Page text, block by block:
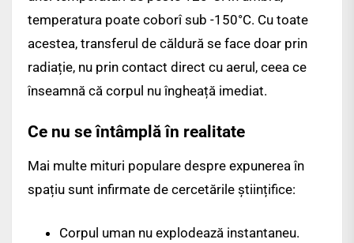
temperatura poate coborî sub -150°C. Cu toate
acestea, transferul de căldură se face doar prin
radiație, nu prin contact direct cu aerul, ceea ce
înseamnă că corpul nu îngheață imediat.
Ce nu se întâmplă în realitate
Mai multe mituri populare despre expunerea în
spațiu sunt infirmate de cercetările științifice:
Corpul uman nu explodează instantaneu.